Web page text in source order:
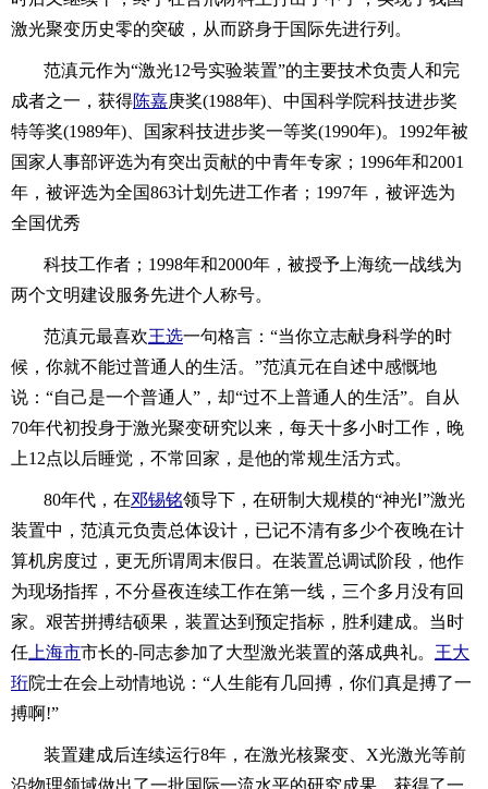
激光聚变历史零的突破，从而跻身于国际先进行列。
范滇元作为“激光12号实验装置”的主要技术负责人和完
成者之一，获得陈嘉庚奖(1988年)、中国科学院科技进步奖
特等奖(1989年)、国家科技进步奖一等奖(1990年)。1992年被
国家人事部评选为有突出贡献的中青年专家；1996年和2001
年，被评选为全国863计划先进工作者；1997年，被评选为
全国优秀
科技工作者；1998年和2000年，被授予上海统一战线为
两个文明建设服务先进个人称号。
范滇元最喜欢王选一句格言：“当你立志献身科学的时
候，你就不能过普通人的生活。”范滇元在自述中感慨地
说：“自己是一个普通人”，却“过不上普通人的生活”。自从
70年代初投身于激光聚变研究以来，每天十多小时工作，晚
上12点以后睡觉，不常回家，是他的常规生活方式。
80年代，在邓锡铭领导下，在研制大规模的“神光Ⅰ”激光
装置中，范滇元负责总体设计，已记不清有多少个夜晚在计
算机房度过，更无所谓周末假日。在装置总调试阶段，他作
为现场指挥，不分昼夜连续工作在第一线，三个多月没有回
家。艰苦拼搏结硕果，装置达到预定指标，胜利建成。当时
任 上海市市长的-同志参加了大型激光装置的落成典礼。 王大
珩院士在会上动情地说：“人生能有几回搏，你们真是搏了一
搏啊!”
装置建成后连续运行8年，在激光核聚变、X光激光等前
沿物理领域做出了一批国际一流水平的研究成果，获得了一